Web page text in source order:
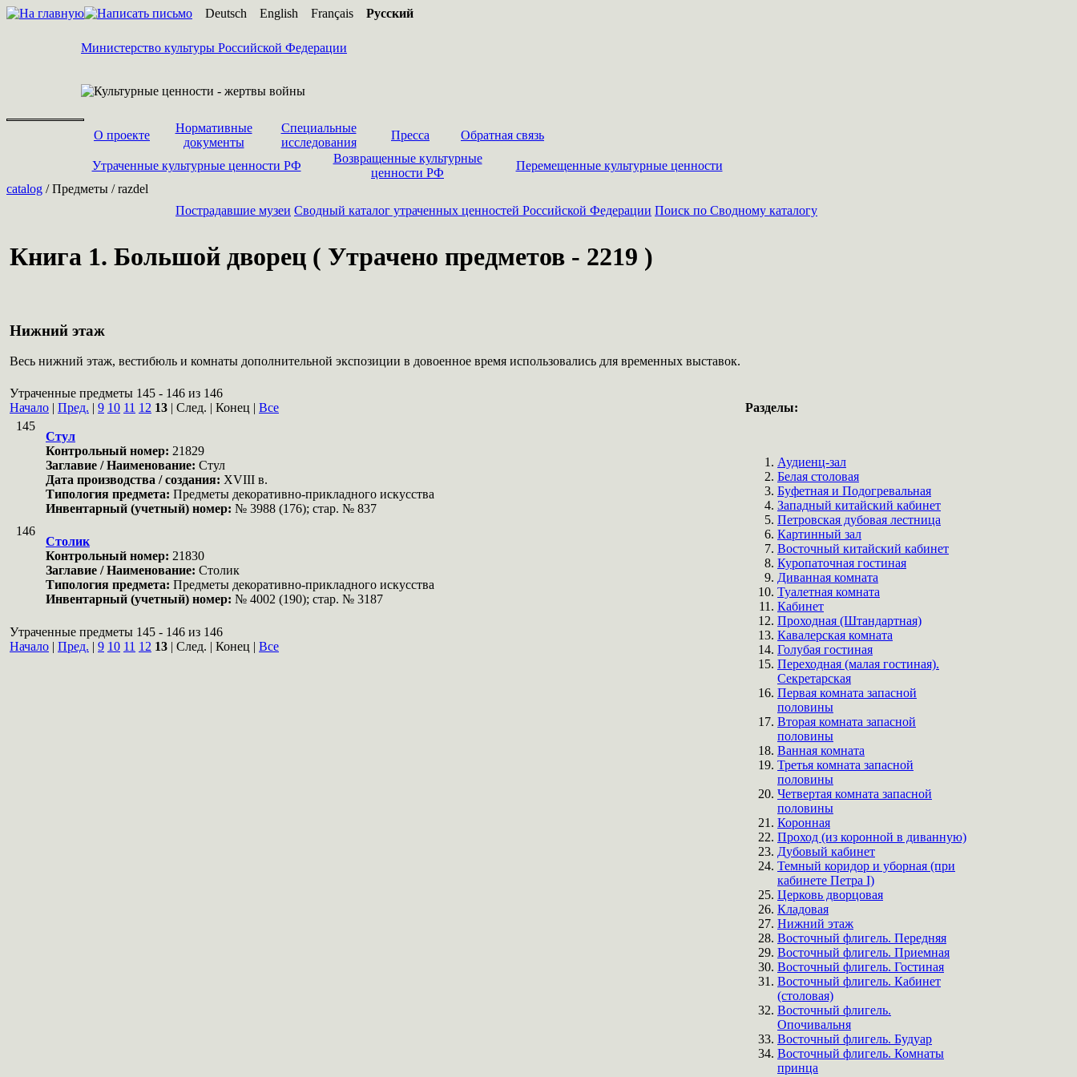
Deutsch English Français Русский
Министерство культуры Российской Федерации
О проекте
Нормативные
документы
Специальные
исследования
Пресса Обратная связь
Утраченные культурные ценности РФ
Возвращенные культурные
ценности РФ
Перемещенные культурные ценности
catalog / Предметы / razdel
Пострадавшие музеи Cводный каталог утраченных ценностей Российской Федерации Поиск по Сводному каталогу
Книга 1. Большой дворец ( Утрачено предметов - 2219 )
Нижний этаж
Весь нижний этаж, вестибюль и комнаты дополнительной экспозиции в довоенное время использовались для временных выставок.
Утраченные предметы 145 - 146 из 146
Начало | Пред. | 9 10 11 12 13 | След. | Конец | Все
145
Стул
Контрольный номер: 21829
Заглавие / Наименование: Стул
Дата производства / создания: XVIII в.
Типология предмета: Предметы декоративно-прикладного искусства
Инвентарный (учетный) номер: № 3988 (176); стар. № 837
146
Столик
Контрольный номер: 21830
Заглавие / Наименование: Столик
Типология предмета: Предметы декоративно-прикладного искусства
Инвентарный (учетный) номер: № 4002 (190); стар. № 3187
Утраченные предметы 145 - 146 из 146
Начало | Пред. | 9 10 11 12 13 | След. | Конец | Все
Разделы:
Аудиенц-зал
Белая столовая
Буфетная и Подогревальная
Западный китайский кабинет
Петровская дубовая лестница
Картинный зал
Восточный китайский кабинет
Куропаточная гостиная
Диванная комната
Туалетная комната
Кабинет
Проходная (Штандартная)
Кавалерская комната
Голубая гостиная
Переходная (малая гостиная).
Секретарская
Первая комната запасной
половины
Вторая комната запасной
половины
Ванная комната
Третья комната запасной
половины
Четвертая комната запасной
половины
Коронная
Проход (из коронной в диванную)
Дубовый кабинет
Темный коридор и уборная (при
кабинете Петра I)
Церковь дворцовая
Кладовая
Нижний этаж
Восточный флигель. Передняя
Восточный флигель. Приемная
Восточный флигель. Гостиная
Восточный флигель. Кабинет
(столовая)
Восточный флигель.
Опочивальня
Восточный флигель. Будуар
Восточный флигель. Комнаты
принца